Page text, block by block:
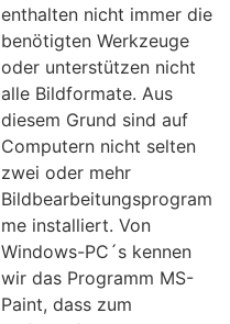
enthalten nicht immer die
benötigten Werkzeuge
oder unterstützen nicht
alle Bildformate. Aus
diesem Grund sind auf
Computern nicht selten
zwei oder mehr
Bildbearbeitungsprogram
me installiert. Von
Windows-PC´s kennen
wir das Programm MS-
Paint, dass zum